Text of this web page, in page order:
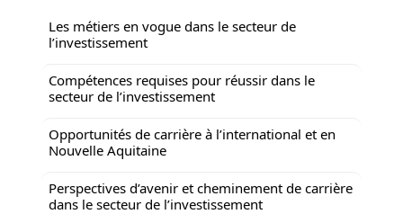
Les métiers en vogue dans le secteur de
l’investissement
Compétences requises pour réussir dans le
secteur de l’investissement
Opportunités de carrière à l’international et en
Nouvelle Aquitaine
Perspectives d’avenir et cheminement de carrière
dans le secteur de l’investissement